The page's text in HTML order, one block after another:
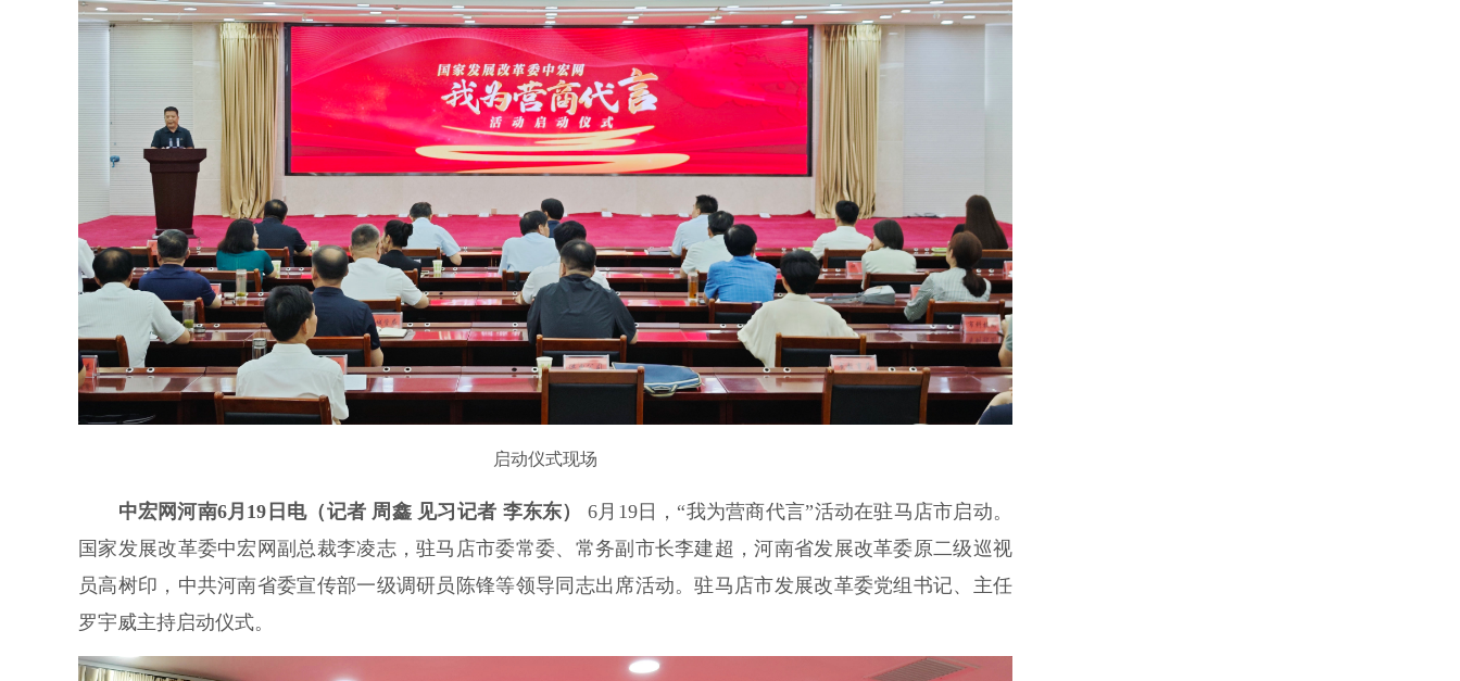
启动仪式现场
中宏网河南6月19日电（记者 周鑫 见习记者 李东东）
6月19日，“我为营商代言”活动在驻马店市启动。
国家发展改革委中宏网副总裁李凌志，驻马店市委常委、常务副市长李建超，河南省发展改革委原二级巡视
员高树印，中共河南省委宣传部一级调研员陈锋等领导同志出席活动。驻马店市发展改革委党组书记、主任
罗宇威主持启动仪式。